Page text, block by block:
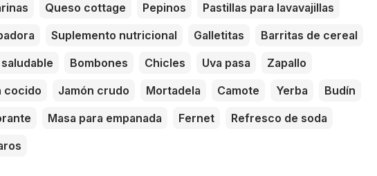
Queso cottage Pepinos
Pastillas para lavavajillas
Suplemento nutricional Galletitas
Barritas de cereal
Bombones Chicles Uva pasa
Zapallo
cocido
Jamón crudo Mortadela Camote Yerba
Budín
Masa para empanada Fernet
Refresco de soda